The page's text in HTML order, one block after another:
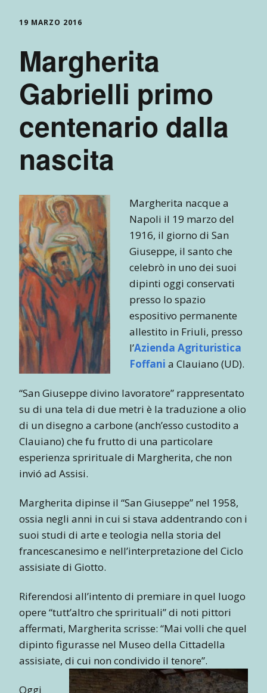
19 MARZO 2016
Margherita
Gabrielli primo
centenario dalla
nascita
Margherita nacque a
Napoli il 19 marzo del
1916, il giorno di San
Giuseppe, il santo che
celebrò in uno dei suoi
dipinti oggi conservati
presso lo spazio
espositivo permanente
allestito in Friuli, presso
l’Azienda Agrituristica
Foffani a Clauiano (UD).
“San Giuseppe divino lavoratore” rappresentato
su di una tela di due metri è la traduzione a olio
di un disegno a carbone (anch’esso custodito a
Clauiano) che fu frutto di una particolare
esperienza sprirituale di Margherita, che non
invió ad Assisi.
Margherita dipinse il “San Giuseppe” nel 1958,
ossia negli anni in cui si stava addentrando con i
suoi studi di arte e teologia nella storia del
francescanesimo e nell’interpretazione del Ciclo
assisiate di Giotto.
Riferendosi all’intento di premiare in quel luogo
opere “tutt’altro che sprirituali” di noti pittori
affermati, Margherita scrisse: “Mai volli che quel
dipinto figurasse nel Museo della Cittadella
assisiate, di cui non condivido il tenore”.
Oggi